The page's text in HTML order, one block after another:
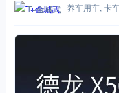
T+金城武 养车用车, 卡